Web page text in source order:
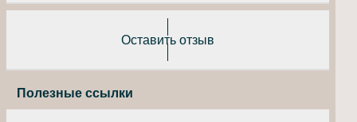
Оставить отзыв
Полезные ссылки